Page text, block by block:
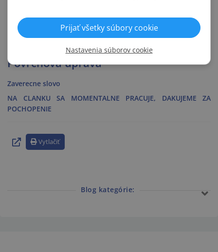
Montaz OSB dosiek
Povrchová uprava
Zaverecne slovo
NA CLANKU SA MOMENTALNE PRACUJE, DAKUJEME ZA
POCHOPENIE
Vytlačiť
Blog kategórie:
Prijať všetky súbory cookie
Nastavenia súborov cookie